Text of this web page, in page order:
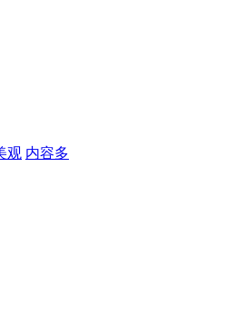
观 内容多